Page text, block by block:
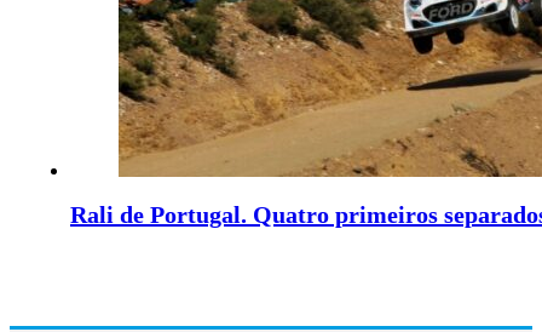
Rali de Portugal. Quatro primeiros